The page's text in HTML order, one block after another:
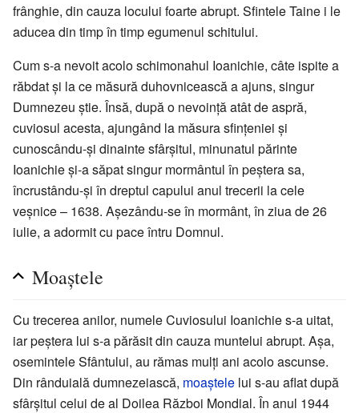
frânghie, din cauza locului foarte abrupt. Sfintele Taine i le
aducea din timp în timp egumenul schitului.
Cum s-a nevoit acolo schimonahul Ioanichie, câte ispite a
răbdat și la ce măsură duhovnicească a ajuns, singur
Dumnezeu știe. Însă, după o nevoință atât de aspră,
cuviosul acesta, ajungând la măsura sfințeniei și
cunoscându-și dinainte sfârșitul, minunatul părinte
Ioanichie și-a săpat singur mormântul în peștera sa,
încrustându-și în dreptul capului anul trecerii la cele
veșnice – 1638. Așezându-se în mormânt, în ziua de 26
iulie, a adormit cu pace întru Domnul.
Moaștele
Cu trecerea anilor, numele Cuviosului Ioanichie s-a uitat,
iar peștera lui s-a părăsit din cauza muntelui abrupt. Așa,
osemintele Sfântului, au rămas mulți ani acolo ascunse.
Din rânduială dumnezeiască, moaștele lui s-au aflat după
sfârșitul celui de al Doilea Război Mondial. În anul 1944